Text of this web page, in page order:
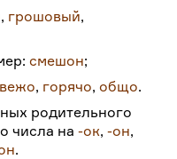
, грошовый,
смешон;
, горячо,общо.
родительного
числа на-ок, -он,
.